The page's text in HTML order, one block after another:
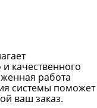
качественного
работа
системы поможет
ваш заказ.